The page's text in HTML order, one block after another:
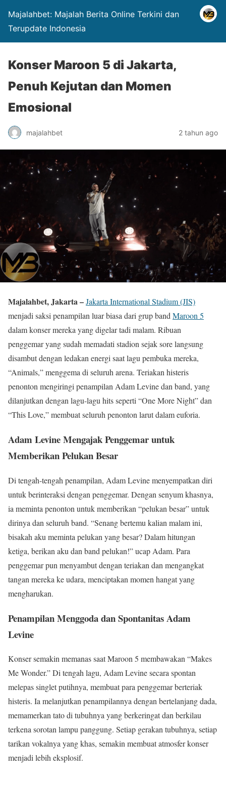
Majalahbet: Majalah Berita Online Terkini dan
Terupdate Indonesia
Konser Maroon 5 di Jakarta,
Penuh Kejutan dan Momen
Emosional
majalahbet 2 tahun ago
Majalahbet, Jakarta –Jakarta International Stadium (JIS)
menjadi saksi penampilan luar biasa dari grup bandMaroon 5
dalam konser mereka yang digelar tadi malam. Ribuan
penggemar yang sudah memadati stadion sejak sore langsung
disambut dengan ledakan energi saat lagu pembuka mereka,
“Animals,” menggema di seluruh arena. Teriakan histeris
penonton mengiringi penampilan Adam Levine dan band, yang
dilanjutkan dengan lagu-lagu hits seperti “One More Night” dan
“This Love,” membuat seluruh penonton larut dalam euforia.
Adam Levine Mengajak Penggemar untuk
Memberikan Pelukan Besar
Di tengah-tengah penampilan, Adam Levine menyempatkan diri
untuk berinteraksi dengan penggemar. Dengan senyum khasnya,
ia meminta penonton untuk memberikan “pelukan besar” untuk
dirinya dan seluruh band. “Senang bertemu kalian malam ini,
bisakah aku meminta pelukan yang besar? Dalam hitungan
ketiga, berikan aku dan band pelukan!” ucap Adam. Para
penggemar pun menyambut dengan teriakan dan mengangkat
tangan mereka ke udara, menciptakan momen hangat yang
mengharukan.
Penampilan Menggoda dan Spontanitas Adam
Levine
Konser semakin memanas saat Maroon 5 membawakan “Makes
Me Wonder.” Di tengah lagu, Adam Levine secara spontan
melepas singlet putihnya, membuat para penggemar berteriak
histeris. Ia melanjutkan penampilannya dengan bertelanjang dada,
memamerkan tato di tubuhnya yang berkeringat dan berkilau
terkena sorotan lampu panggung. Setiap gerakan tubuhnya, setiap
tarikan vokalnya yang khas, semakin membuat atmosfer konser
menjadi lebih eksplosif.